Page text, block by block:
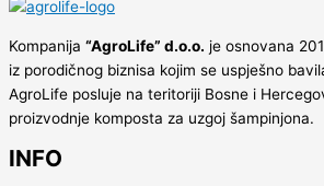
Kompanija “AgroLife” d.o.o. je osnovana
iz porodičnog biznisa kojim se uspješno
AgroLife posluje na teritoriji Bosne i
proizvodnje komposta za uzgoj šampinjona.
INFO